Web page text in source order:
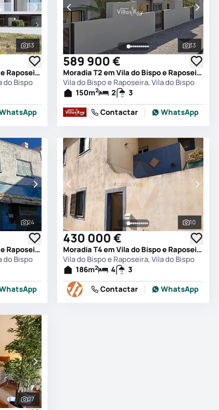
Ver todas as fotografias
33
Moradia T2 em Vila do Bispo e Raposeira, Vila do Bispo
do Bispo
Ver
33
589 900 €
Moradia T2 em Vila do Bispo e Raposeira, Vila do Bispo
Vila do Bispo e Raposeira, Vila do Bispo
150m2 2
3
Contactar
WhatsApp
Ver todas as fotografias
24
Moradia T4 em Vila do Bispo e Raposeira, Vila do Bispo
do Bispo
Ver
10
430 000 €
Moradia T4 em Vila do Bispo e Raposeira, Vila do Bispo
Vila do Bispo e Raposeira, Vila do Bispo
186m2 4
3
Contactar
WhatsApp
Ver todas as fotografias
27